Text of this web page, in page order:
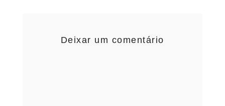
Deixar um comentário